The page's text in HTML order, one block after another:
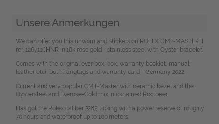
Unsere Anmerkungen
We can offer you this unworn and Stickers on ROLEX GMT-MASTER II
ref. 126711CHNR in 18k rose gold - stainless steel with Oyster bracelet.
Comes with the original over box, box, warranty booklet, manual,
leather etui, both hangtags and warranty card - Germany 2022
Current and very popular GMT-Master with ceramic bezel and the
Oystersteel and Everose-Gold mix, nicknamed Rootbeer.
Has got the Rolex caliber 3285 ticking with a power reserve of roughly
70 hours and waterproof up to 100 meters.